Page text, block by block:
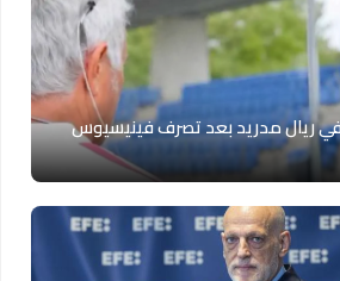
ريال مدريد بعد تصرف فينيسيوس